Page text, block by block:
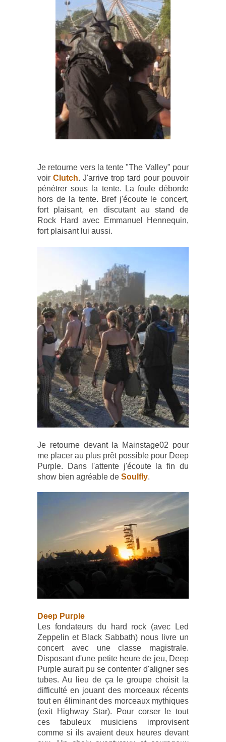
Je retourne vers la tente "The Valley" pour
voir Clutch. J'arrive trop tard pour pouvoir
pénétrer sous la tente. La foule déborde
hors de la tente. Bref j'écoute le concert,
fort plaisant, en discutant au stand de
Rock Hard avec Emmanuel Hennequin,
fort plaisant lui aussi.
Je retourne devant la Mainstage02 pour
me placer au plus prêt possible pour Deep
Purple. Dans l'attente j'écoute la fin du
show bien agréable de Soulfly.
Deep Purple
Les fondateurs du hard rock (avec Led
Zeppelin et Black Sabbath) nous livre un
concert avec une classe magistrale.
Disposant d'une petite heure de jeu, Deep
Purple aurait pu se contenter d'aligner ses
tubes. Au lieu de ça le groupe choisit la
difficulté en jouant des morceaux récents
tout en éliminant des morceaux mythiques
(exit Highway Star). Pour corser le tout
ces fabuleux musiciens improvisent
comme si ils avaient deux heures devant